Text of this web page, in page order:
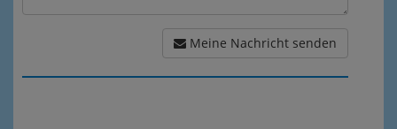
Meine Nachricht senden